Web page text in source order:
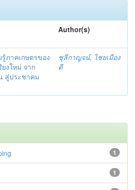
Author(s)
ภาคเกษตรของ
งใหม่ จาก
สู่ประชาคม
ชุลีกาญจน์, ไชยเมือง
ดี
1
1